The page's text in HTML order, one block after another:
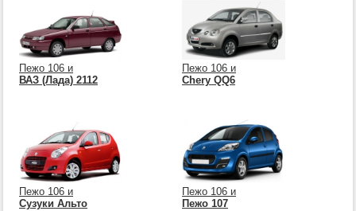
Пежо 106 и
ВАЗ (Лада) 2112
Пежо 106 и
Chery QQ6
Пежо 106 и
Сузуки Альто
Пежо 106 и
Пежо 107